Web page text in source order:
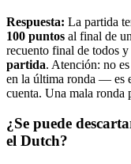
Respuesta: La partida
100 puntos al final de
recuento final de todos y
partida. Atención: no
en la última ronda — es
cuenta. Una mala ronda
¿Se puede
el Dutch?